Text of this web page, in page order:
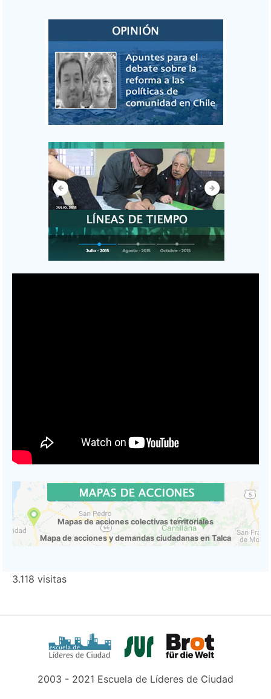
Mapas de acciones colectivas territoriales
Mapa de acciones y demandas ciudadanas en Talca
3.118 visitas
2003 - 2021 Escuela de Líderes de Ciudad